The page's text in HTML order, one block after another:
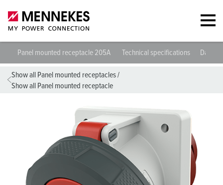
Panel mounted receptacle 205A Technical specifications
Show all Panel mounted receptacles/
Show all Panel mounted receptacle